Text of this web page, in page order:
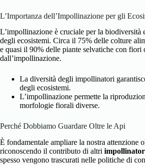
L’Importanza dell’Impollinazione per gli
L’impollinazione è cruciale per la biodiversità
degli ecosistemi. Circa il 75% delle colture
e quasi il 90% delle piante selvatiche con fiori
dall’impollinazione.
La diversità degli impollinatori
degli ecosistemi.
L’impollinazione permette la
morfologie fiorali diverse.
Perché Dobbiamo Guardare Oltre le Api
È fondamentale ampliare la nostra attenzione
riconoscendo il contributo di altri
spesso vengono trascurati nelle politiche di